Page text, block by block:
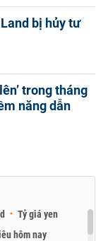
bị hủy tư
trong tháng
năng dẫn
Tỷ giá yen
hôm nay